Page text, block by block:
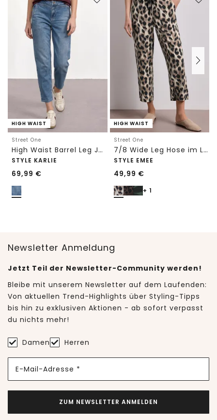
HIGH WAIST
Street One
High Waist Barrel Leg Jeans im Loose Fit
STYLE KARLIE
69,99 €
HIGH WAIST
Street One
7/8 Wide Leg Hose im Loose Fit mit Print
STYLE EMEE
49,99 €
+ 1
Newsletter Anmeldung
Jetzt Teil der Newsletter-Community werden!
Bleibe mit unserem Newsletter auf dem Laufenden:
Von aktuellen Trend-Highlights über Styling-Tipps
bis hin zu exklusiven Aktionen - ab sofort verpasst
du nichts mehr!
Damen Herren
E-Mail-Adresse *
ZUM NEWSLETTER ANMELDEN